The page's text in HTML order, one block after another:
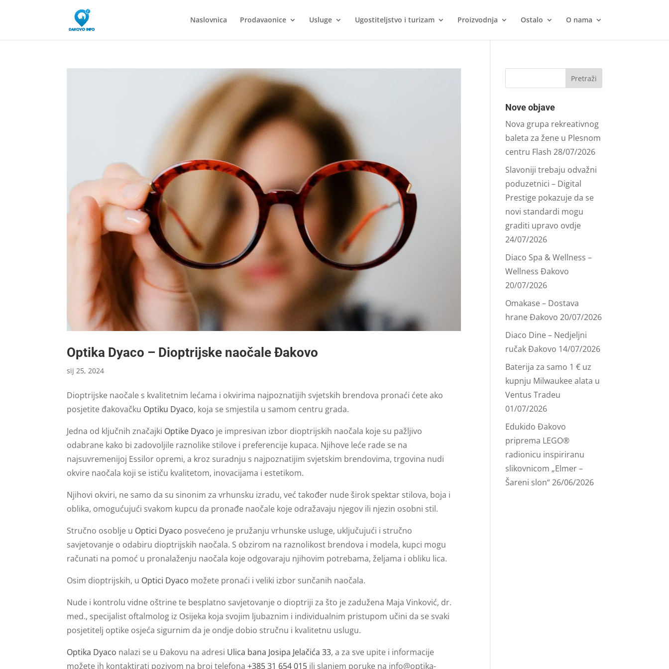
Naslovnica Prodavaonice Usluge Ugostiteljstvo i turizam Proizvodnja Ostalo O nama
Optika Dyaco – Dioptrijske naočale Đakovo
sij 25, 2024
Dioptrijske naočale s kvalitetnim lećama i okvirima najpoznatijih svjetskih brendova pronaći ćete ako
posjetite đakovačku Optiku Dyaco, koja se smjestila u samom centru grada.
Jedna od ključnih značajki Optike Dyaco je impresivan izbor dioptrijskih naočala koje su pažljivo
odabrane kako bi zadovoljile raznolike stilove i preferencije kupaca. Njihove leće rade se na
najsuvremenijoj Essilor opremi, a kroz suradnju s najpoznatijim svjetskim brendovima, trgovina nudi
okvire naočala koji se ističu kvalitetom, inovacijama i estetikom.
Njihovi okviri, ne samo da su sinonim za vrhunsku izradu, već također nude širok spektar stilova, boja i
oblika, omogućujući svakom kupcu da pronađe naočale koje odražavaju njegov ili njezin osobni stil.
Stručno osoblje u Optici Dyaco posvećeno je pružanju vrhunske usluge, uključujući i stručno
savjetovanje o odabiru dioptrijskih naočala. S obzirom na raznolikost brendova i modela, kupci mogu
računati na pomoć u pronalaženju naočala koje odgovaraju njihovim potrebama, željama i obliku lica.
Osim dioptrijskih, u Optici Dyaco možete pronaći i veliki izbor sunčanih naočala.
Nude i kontrolu vidne oštrine te besplatno savjetovanje o dioptriji za što je zadužena Maja Vinković, dr.
med., specijalist oftalmolog iz Osijeka koja svojim ljubaznim i individualnim pristupom učini da se svaki
posjetitelj optike osjeća sigurnim da je ondje dobio stručnu i kvalitetnu uslugu.
Optika Dyaco nalazi se u Đakovu na adresi Ulica bana Josipa Jelačića 33, a za sve upite i informacije
možete ih kontaktirati pozivom na broj telefona+385 31 654 015 ili slanjem poruke na info@optika-
Nove objave
Nova grupa rekreativnog
baleta za žene u Plesnom
centru Flash 28/07/2026
Slavoniji trebaju odvažni
poduzetnici – Digital
Prestige pokazuje da se
novi standardi mogu
graditi upravo ovdje
24/07/2026
Diaco Spa & Wellness –
Wellness Đakovo
20/07/2026
Omakase – Dostava
hrane Đakovo 20/07/2026
Diaco Dine – Nedjeljni
ručak Đakovo 14/07/2026
Baterija za samo 1 € uz
kupnju Milwaukee alata u
Ventus Tradeu
01/07/2026
Edukido Đakovo
priprema LEGO®
radionicu inspiriranu
slikovnicom „Elmer –
Šareni slon“26/06/2026